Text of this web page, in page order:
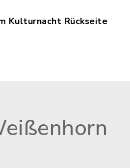
Kulturnacht Rückseite